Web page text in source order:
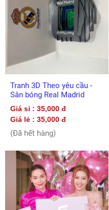
Tranh 3D Theo yêu cầu -
Sân bóng Real Madrid
Giá sỉ : 35,000 đ
Giá lẻ : 35,000 đ
(Đã hết hàng)